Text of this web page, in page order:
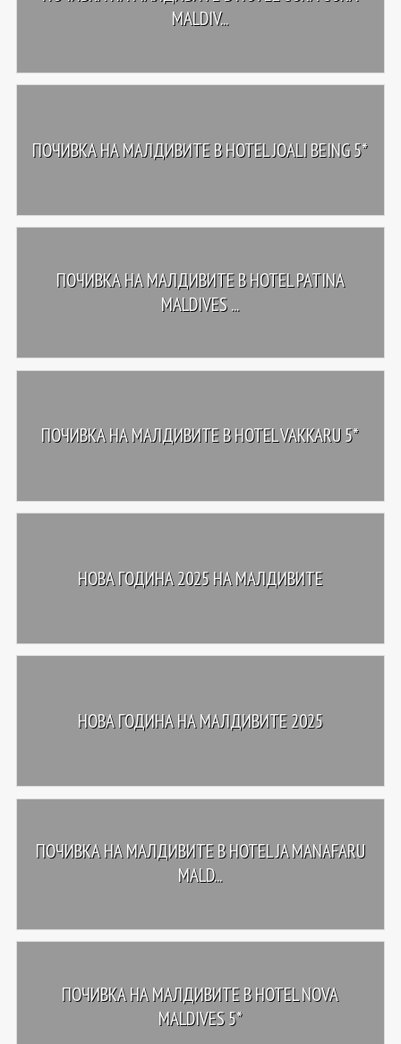
MALDIV...
ПОЧИВКА НА МАЛДИВИТЕ В HOTEL JOALI BEING 5*
ПОЧИВКА НА МАЛДИВИТЕ В HOTEL PATINA
MALDIVES ...
ПОЧИВКА НА МАЛДИВИТЕ В HOTEL VAKKARU 5*
НОВА ГОДИНА 2025 НА МАЛДИВИТЕ
НОВА ГОДИНА НА МАЛДИВИТЕ 2025
ПОЧИВКА НА МАЛДИВИТЕ В HOTEL JA MANAFARU
MALD...
ПОЧИВКА НА МАЛДИВИТЕ В HOTEL NOVA
MALDIVES 5*